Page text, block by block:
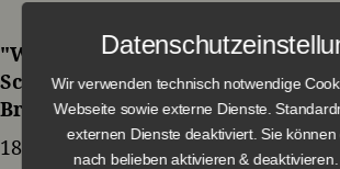
"Walfisch-Spieß" mit Rind,
Schwein auf gegrilltem Gemüse
Bratkartoffeln
18,90 €
Wir verwenden technisch notwendige
Webseite sowie externe Dienste.
externen Dienste deaktiviert. Sie können
nach belieben aktivieren &